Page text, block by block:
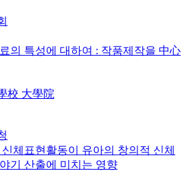
의 특성에 대하여 : 작품제작을 中心
校 大學院
체표현활동이 유아의 창의적 신체
기 산출에 미치는 영향